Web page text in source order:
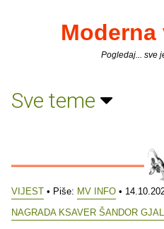
Moderna
Pogledaj... sve
Sve teme
VIJEST • Piše: MV INFO •
NAGRADA KSAVER ŠANDOR